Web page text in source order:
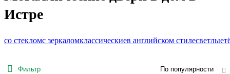
Истре
со стекломс зеркаломклассическиев английском стилесветлые
Фильтр По популярности